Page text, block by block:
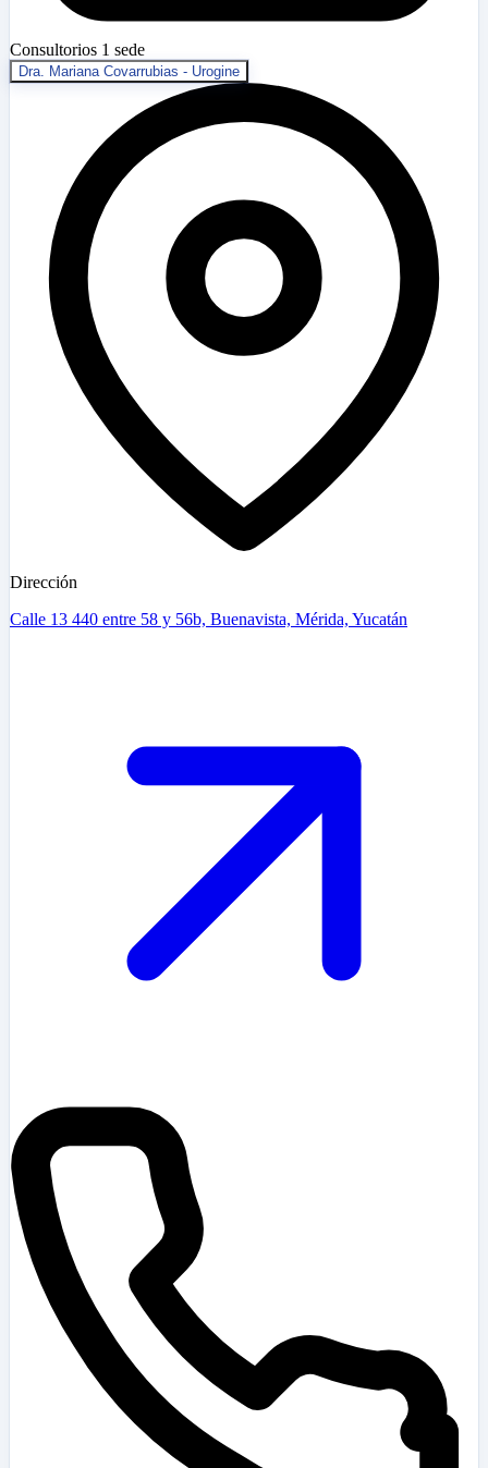
Consultorios 1 sede
Dra. Mariana Covarrubias - Urogine
Dirección
Calle 13 440 entre 58 y 56b, Buenavista, Mérida, Yucatán